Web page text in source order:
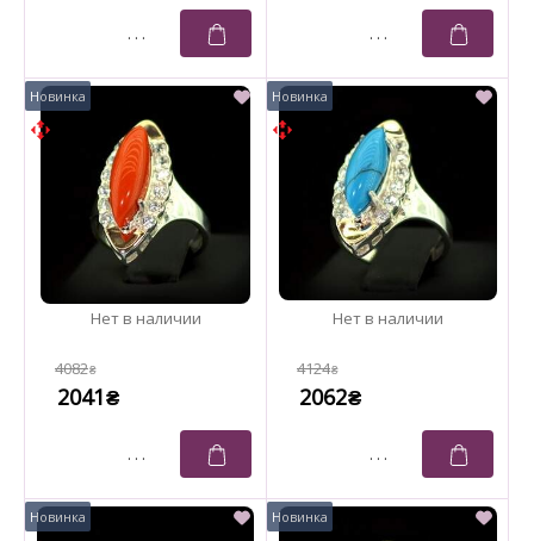
4082₴
2041₴
4124₴
2062₴